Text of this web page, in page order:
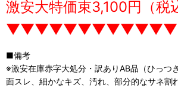
激安大特価束3,100円（税
■備考
※激安在庫赤字大処分・訳ありAB品（ひっつ
面スレ、細かなキズ、汚れ、部分的なサネ割